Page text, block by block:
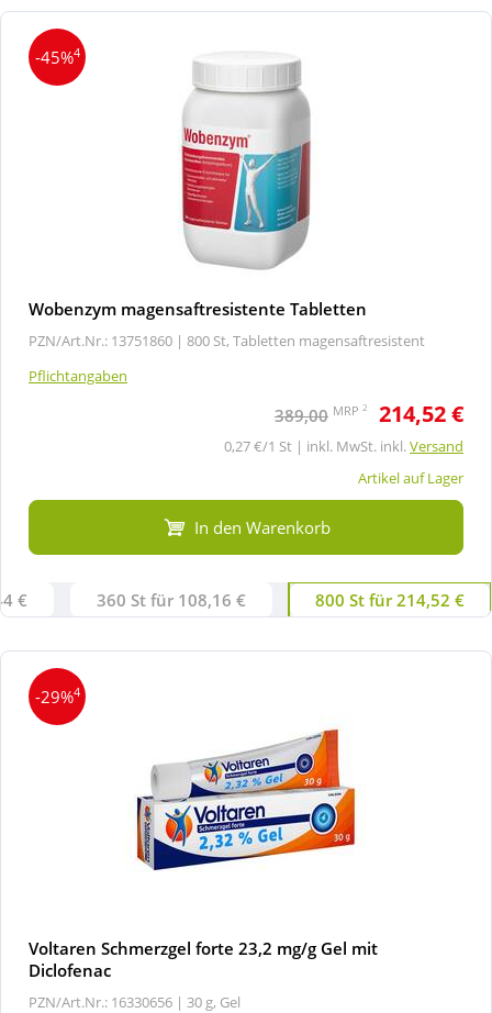
-45%4
Wobenzym magensaftresistente Tabletten
PZN/Art.Nr.: 13751860 | 800 St, Tabletten magensaftresistent
Pflichtangaben
389,00 MRP 2 214,52 €
0,27 €/1 St | inkl. MwSt. inkl.Versand
Artikel auf Lager
In den Warenkorb
€ 360 St für 108,16 € 800 St für 214,52 €
-29%4
Voltaren Schmerzgel forte 23,2 mg/g Gel mit
Diclofenac
PZN/Art.Nr.: 16330656 | 30 g, Gel